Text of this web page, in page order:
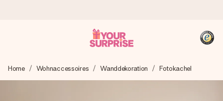
Wir bereiten dein Geschenk sorgfältig vor und schicken es
blitzschnell – damit du es genau zum richtigen Zeitpunkt
Home Wohnaccessoires Wanddekoration Fotokachel